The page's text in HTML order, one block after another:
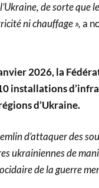
de sorte que
ni chauffage »,a
2026, la
installations
d’Ukraine.
d’attaquer des
ukrainiennes de
de la guerre